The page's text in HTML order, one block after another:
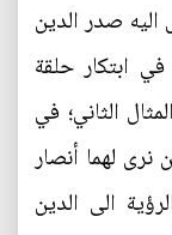
صدر الدين
ابتكار حلقة
الثاني؛ في
نرى لهما أنصار
الى الدين